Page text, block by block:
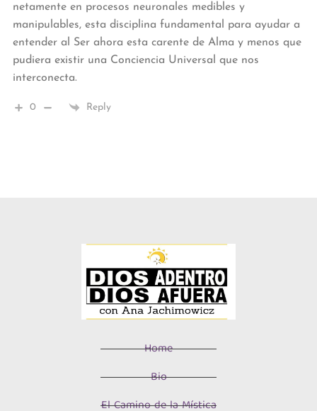
netamente en procesos neuronales medibles y
manipulables, esta disciplina fundamental para ayudar a
entender al Ser ahora esta carente de Alma y menos que
pudiera existir una Conciencia Universal que nos
interconecta.
0 Reply
Home
Bio
El Camino de la Mística